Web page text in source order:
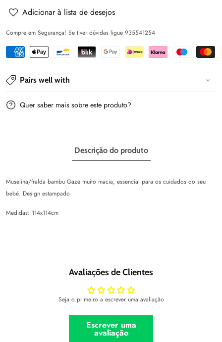
baby
baby
Adicionar à lista de desejos
Compre em Segurança! Se tiver dúvidas ligue 935541254
Pairs well with
Quer saber mais sobre este produto?
Descrição do produto
Muselina/fralda bambu Gaze muito macia, essencial para os cuidados do seu
bebé. Design estampado
Medidas: 114x114cm
Avaliações de Clientes
Seja o primeiro a escrever uma avaliação
Escrever uma
avaliação